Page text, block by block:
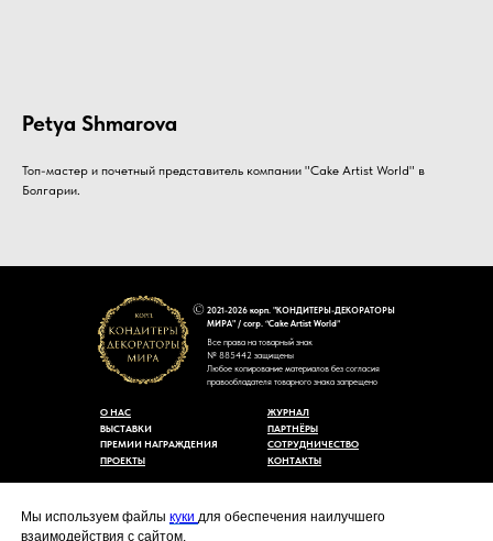
Мы используем файлы куки для обеспечения наилучшего
взаимодействия с сайтом.
Petya Shmarova
Топ-мастер и почетный представитель компании "Cake Artist World" в
Болгарии.
2021-2026 корп. "КОНДИТЕРЫ-ДЕКОРАТОРЫ
МИРА" / corp. “Cake Artist World”
Все права на товарный знак
№ 885442 защищены
Любое копирование материалов без согласия
правообладателя товарного знака запрещено
КОНТАКТЫ
СОТРУДНИЧЕСТВО
ЖУРНАЛ
ПАРТНЁРЫ
ПРЕМИИ НАГРАЖДЕНИЯ
ПРОЕКТЫ
ВЫСТАВКИ
О НАС
Политика конфиденциальности